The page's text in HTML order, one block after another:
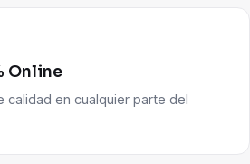
Online
calidad en cualquier parte del